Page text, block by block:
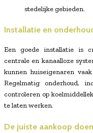
stedelijke gebieden.
Installatie en
Een goede installatie is
centrale en kanaalloze
kunnen huiseigenaren
Regelmatig onderhoud,
controleren op
te laten werken.
De juiste aankoop doen